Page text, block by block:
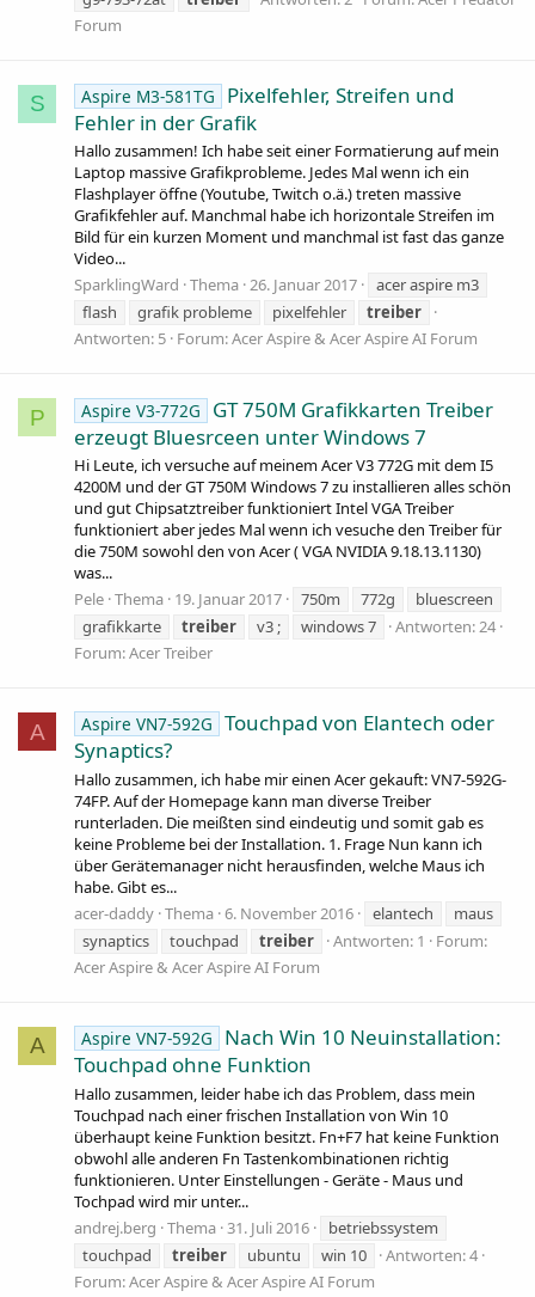
Forum
S Aspire M3-581TG
Pixelfehler, Streifen und
Fehler in der Grafik
Hallo zusammen! Ich habe seit einer Formatierung auf mein
Laptop massive Grafikprobleme. Jedes Mal wenn ich ein
Flashplayer öffne (Youtube, Twitch o.ä.) treten massive
Grafikfehler auf. Manchmal habe ich horizontale Streifen im
Bild für ein kurzen Moment und manchmal ist fast das ganze
Video...
SparklingWard Thema 26. Januar 2017
acer aspire m3
flash
grafik probleme pixelfehler
treiber
Antworten: 5 Forum:Acer Aspire & Acer Aspire AI Forum
P Aspire V3-772G
GT 750M Grafikkarten Treiber
erzeugt Bluesrceen unter Windows 7
Hi Leute, ich versuche auf meinem Acer V3 772G mit dem I5
4200M und der GT 750M Windows 7 zu installieren alles schön
und gut Chipsatztreiber funktioniert Intel VGA Treiber
funktioniert aber jedes Mal wenn ich vesuche den Treiber für
die 750M sowohl den von Acer ( VGA NVIDIA 9.18.13.1130)
was...
Pele Thema 19. Januar 2017 750m 772g
bluescreen
grafikkarte
treiber v3 ; windows 7
Antworten: 24
Forum:Acer Treiber
A Aspire VN7-592G Touchpad von Elantech oder
Synaptics?
Hallo zusammen, ich habe mir einen Acer gekauft: VN7-592G-
74FP. Auf der Homepage kann man diverse Treiber
runterladen. Die meißten sind eindeutig und somit gab es
keine Probleme bei der Installation. 1. Frage Nun kann ich
über Gerätemanager nicht herausfinden, welche Maus ich
habe. Gibt es...
acer-daddy Thema 6. November 2016 elantech
maus
synaptics
touchpad treiber Antworten: 1
Forum:
Acer Aspire & Acer Aspire AI Forum
A Aspire VN7-592G
Nach Win 10 Neuinstallation:
Touchpad ohne Funktion
Hallo zusammen, leider habe ich das Problem, dass mein
Touchpad nach einer frischen Installation von Win 10
überhaupt keine Funktion besitzt. Fn+F7 hat keine Funktion
obwohl alle anderen Fn Tastenkombinationen richtig
funktionieren. Unter Einstellungen - Geräte - Maus und
Tochpad wird mir unter...
andrej.berg Thema 31. Juli 2016
betriebssystem
touchpad
treiber ubuntu win 10
Antworten: 4
Forum:Acer Aspire & Acer Aspire AI Forum